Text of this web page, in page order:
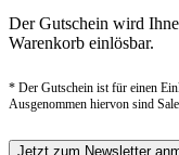
Der Gutschein wird
Warenkorb einlösbar.
* Der Gutschein ist für einen
Ausgenommen hiervon sind
Jetzt zum Newsletter